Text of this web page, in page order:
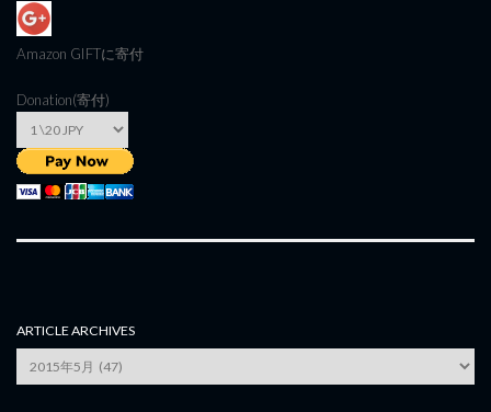
Amazon GIFTに寄付
Donation(寄付)
ARTICLE ARCHIVES
Article
Archives